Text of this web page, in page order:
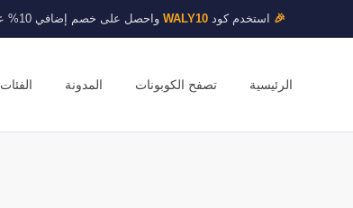
🎉 استخدم كودWALY10 واحصل على خصم إضافي 10% على جميع المتاجر
الرئيسية تصفح الكوبونات المدونة الفئات